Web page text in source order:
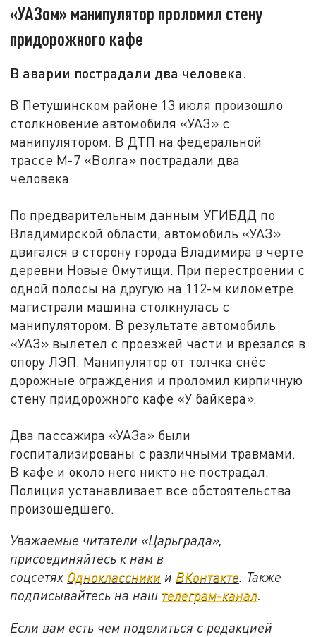
«УАЗом» манипулятор проломил стену
придорожного кафе
В аварии пострадали два человека.
В Петушинском районе 13 июля произошло
столкновение автомобиля «УАЗ» с
манипулятором. В ДТП на федеральной
трассе М-7 «Волга» пострадали два
человека.
По предварительным данным УГИБДД по
Владимирской области, автомобиль «УАЗ»
двигался в сторону города Владимира в черте
деревни Новые Омутищи. При перестроении с
одной полосы на другую на 112-м километре
магистрали машина столкнулась с
манипулятором. В результате автомобиль
«УАЗ» вылетел с проезжей части и врезался в
опору ЛЭП. Манипулятор от толчка снёс
дорожные ограждения и проломил кирпичную
стену придорожного кафе «У байкера».
Два пассажира «УАЗа» были
госпитализированы с различными травмами.
В кафе и около него никто не пострадал.
Полиция устанавливает все обстоятельства
произошедшего.
Уважаемые читатели «Царьграда»,
присоединяйтесь к нам в
соцсетях Одноклассники и ВКонтакте. Также
подписывайтесь на наш телеграм-канал.
Если вам есть чем поделиться с редакцией